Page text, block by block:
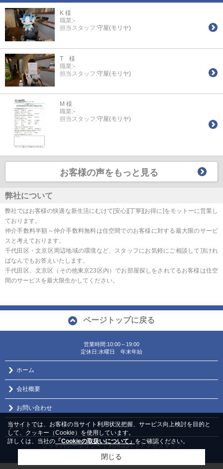
K 様
職業:-
担当スタッフ:守屋(モリヤ)
T 様
職業:-
担当スタッフ:守屋(モリヤ)
M 様
職業:-
担当スタッフ:守屋(モリヤ)
お客様の声をもっと見る
弊社について
弊社ではお客様の快適な新生活にむけて[安心][丁寧][お得に]をモットーに営業し
ております。
仲介手数料半額～仲介手数料無料は住空間でのお客様に対する最大限のサービ
スと考えております。
千代田区・文京区周辺地域の環境など、スタッフにお気軽にご相談して頂けれ
ばなんでもお答えいたします。
千代田区、文京区（その他東京23区内）でお部屋探しをされてるお客様は住空
間のサービスを最大限生かしてください。
ページトップに戻る
営業時間:10:00～19:00
定休日:水曜日 年末年始
ホーム
会社概要
お問い合わせ
PCサイト
プライバシーポリシー｜利用規約 ｜アクセスマップ
Copyright(c) (有)エーエッチエム企画 All rights reserved.
当サイトでは、お客様の当サイト利用状況把握、サービス向上検討を目的と
して、クッキー（Cookie）を使用しています。
詳しくは、当社の 「Cookieの取扱いについて」 をご確認ください。
閉じる